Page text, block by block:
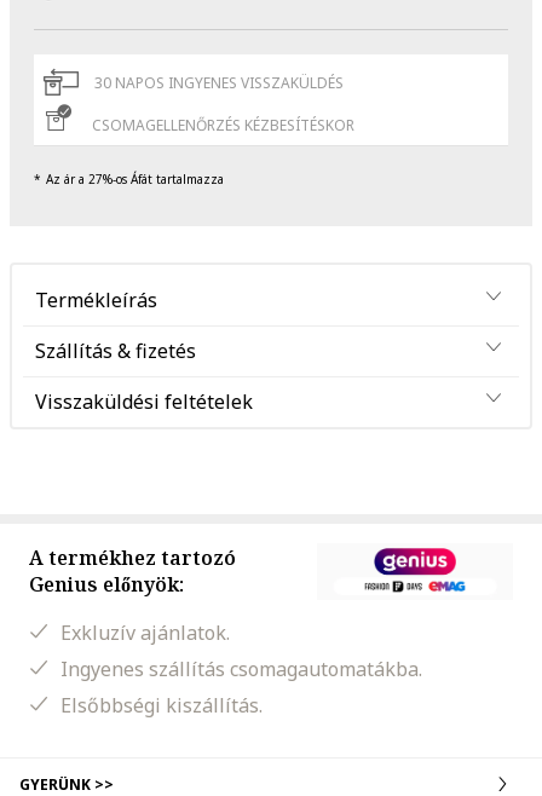
30 NAPOS INGYENES VISSZAKÜLDÉS
CSOMAGELLENŐRZÉS KÉZBESÍTÉSKOR
Az ár a 27%-os Áfát tartalmazza
Termékleírás
Szállítás & fizetés
Visszaküldési feltételek
A termékhez tartozó
Genius előnyök:
Exkluzív ajánlatok.
Ingyenes szállítás csomagautomatákba.
Elsőbbségi kiszállítás.
GYERÜNK >>